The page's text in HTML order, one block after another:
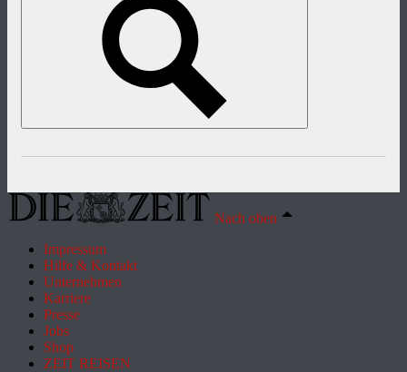
Nach oben
Impressum
Hilfe & Kontakt
Unternehmen
Karriere
Presse
Jobs
Shop
ZEIT REISEN